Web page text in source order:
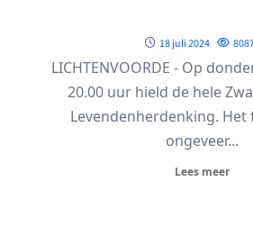
18 juli 2024
LICHTENVOORDE - Op
20.00 uur hield de hele
Levendenherdenking. Het
ongeveer...
Lees meer